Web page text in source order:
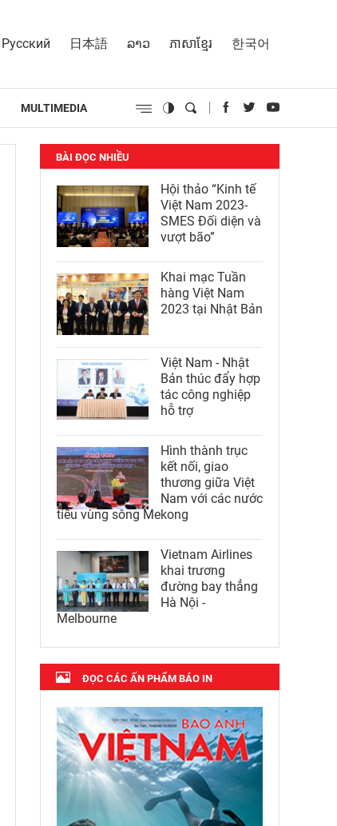
Русский 日本語 ລາວ ភាសាខ្មែរ 한국어
MULTIMEDIA
BÀI ĐỌC NHIỀU
Hội thảo “Kinh tế
Việt Nam 2023-
SMES Đối diện và
vượt bão”
Khai mạc Tuần
hàng Việt Nam
2023 tại Nhật Bản
Việt Nam - Nhật
Bản thúc đẩy hợp
tác công nghiệp
hỗ trợ
Hình thành trục
kết nối, giao
thương giữa Việt
Nam với các nước
tiểu vùng sông Mekong
Vietnam Airlines
khai trương
đường bay thẳng
Hà Nội -
Melbourne
ĐỌC CÁC ẤN PHẨM BÁO IN